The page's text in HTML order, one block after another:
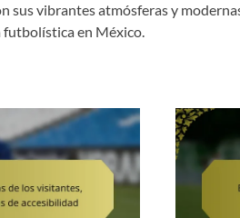
sus vibrantes atmósferas y
futbolística en México.